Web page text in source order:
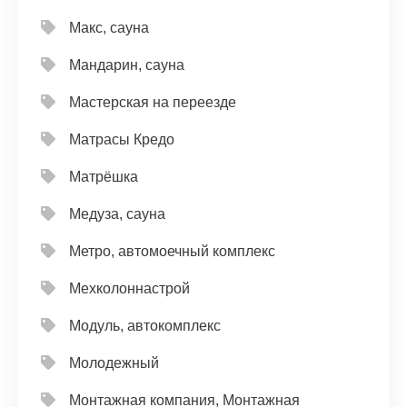
Макс, сауна
Мандарин, сауна
Мастерская на переезде
Матрасы Кредо
Матрёшка
Медуза, сауна
Метро, автомоечный комплекс
Мехколоннастрой
Модуль, автокомплекс
Молодежный
Монтажная компания, Монтажная